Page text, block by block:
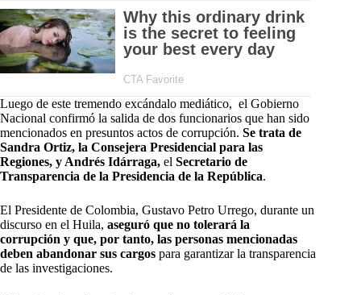
Luego de este tremendo excándalo mediático, el Gobierno
Nacional confirmó la salida de dos funcionarios que han sido
mencionados en presuntos actos de corrupción. Se trata de
Sandra Ortiz, la Consejera Presidencial para las
Regiones, y Andrés Idárraga, el Secretario de
Transparencia de la Presidencia de la República.
El Presidente de Colombia, Gustavo Petro Urrego, durante un
discurso en el Huila, aseguró que no tolerará la
corrupción y que, por tanto, las personas mencionadas
deben abandonar sus cargos para garantizar la transparencia
de las investigaciones.